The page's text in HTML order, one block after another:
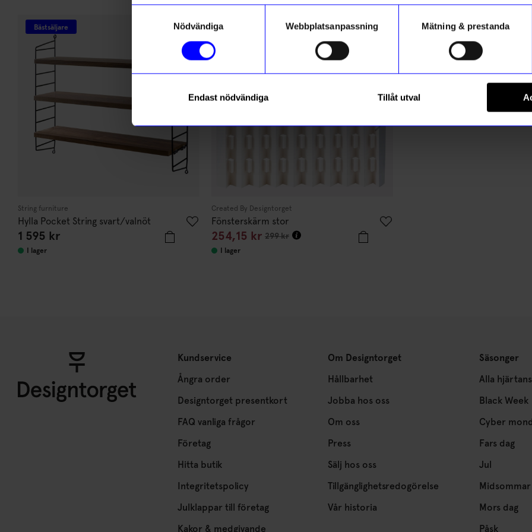
Nödvändiga
Webbplatsanpassning Mätning & prestanda
Endast nödvändiga Tillåt utval
Bästsäljare
String furniture
Hylla Pocket String svart/valnöt
1 595 kr
I lager
15% Bästsäljare
Created By Designtorget
Fönsterskärm stor
254,15 kr 299kr
I lager
10% Bästsäljare
Kundservice
Ångra order
Designtorget presentkort
FAQ vanliga frågor
Företag
Hitta butik
Integritetspolicy
Julklappar till företag
Kakor & medgivande
Om Designtorget
Hållbarhet
Jobba hos oss
Om oss
Press
Sälj hos oss
Tillgänglighetsredogörelse
Vår historia
Säsonger
Alla
Black Week
Cyber
Fars dag
Jul
Midsommar
Mors dag
Påsk
Registrera
Läs mer om hur vi hanterar din information i vår